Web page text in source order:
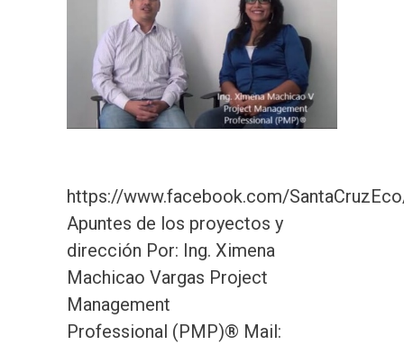
https://www.facebook.com/
Apuntes de los proyectos y
dirección Por: Ing. Ximena
Machicao Vargas Project
Management
Professional (PMP)® Mail: